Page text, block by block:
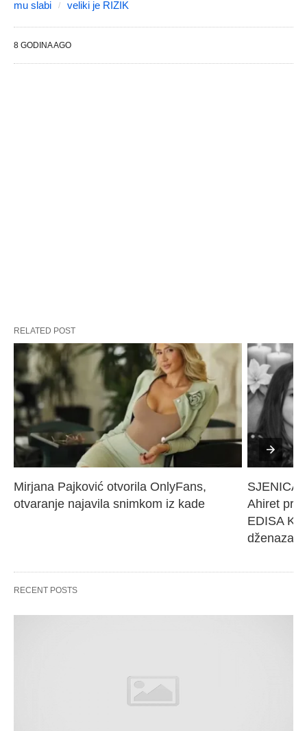
mu slabi veliki je RIZIK
8 GODINA AGO
RELATED POST
Mirjana Pajković otvorila OnlyFans,
otvaranje najavila snimkom iz kade
SJENICA
Ahiret
EDISA
dženaza
RECENT POSTS